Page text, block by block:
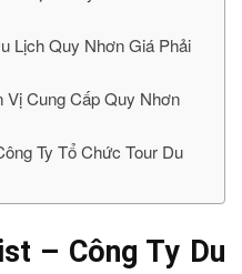
Lịch Quy Nhơn Giá Phải
Vị Cung Cấp Quy Nhơn
Ty Tổ Chức Tour Du
– Công Ty Du